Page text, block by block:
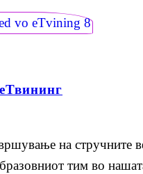
на стручните
тим во